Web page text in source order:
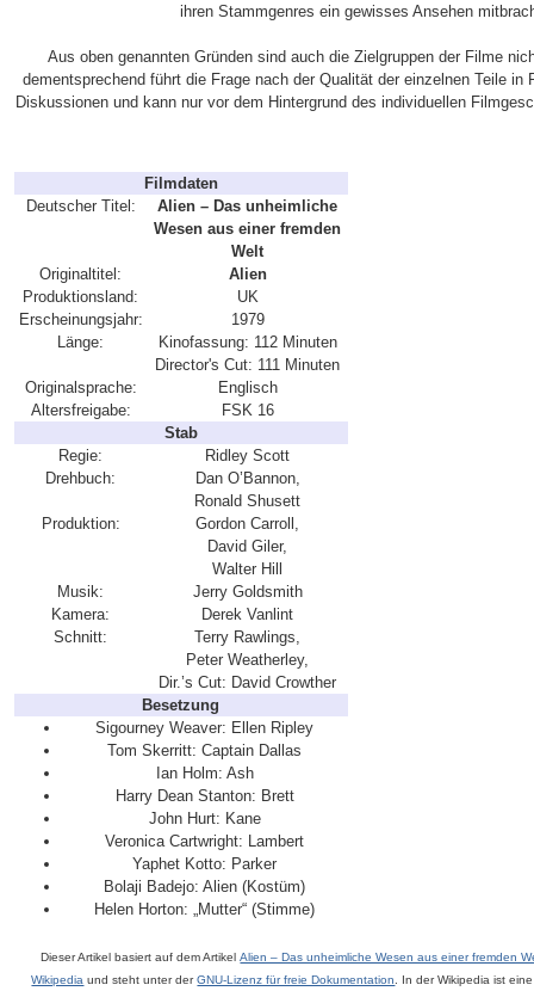
ihren Stammgenres ein gewisses Ansehen
Aus oben genannten Gründen sind auch die Zielgruppen der Filme
dementsprechend führt die Frage nach der Qualität der einzelnen Teile in
Diskussionen und kann nur vor dem Hintergrund des individuellen
Filmdaten
Deutscher Titel:
Alien – Das unheimliche
Wesen aus einer fremden
Welt
Originaltitel:
Alien
Produktionsland:
UK
Erscheinungsjahr:
1979
Länge:
Kinofassung: 112 Minuten
Director's Cut: 111 Minuten
Originalsprache:
Englisch
Altersfreigabe:
FSK 16
Stab
Regie:
Ridley Scott
Drehbuch:
Dan O’Bannon,
Ronald Shusett
Produktion:
Gordon Carroll,
David Giler,
Walter Hill
Musik:
Jerry Goldsmith
Kamera:
Derek Vanlint
Schnitt:
Terry Rawlings,
Peter Weatherley,
Dir.’s Cut: David Crowther
Besetzung
Sigourney Weaver: Ellen Ripley
Tom Skerritt: Captain Dallas
Ian Holm: Ash
Harry Dean Stanton: Brett
John Hurt: Kane
Veronica Cartwright: Lambert
Yaphet Kotto: Parker
Bolaji Badejo: Alien (Kostüm)
Helen Horton: „Mutter“ (Stimme)
Dieser Artikel basiert auf dem ArtikelAlien – Das unheimliche Wesen aus einer fremden
Wikipedia und steht unter derGNU-Lizenz für freie Dokumentation. In der Wikipedia ist